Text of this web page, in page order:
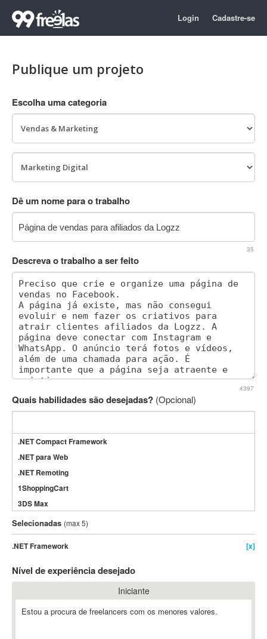
Login Cadastre-se
Publique um projeto
Escolha uma categoria
Dê um nome para o trabalho
35
Descreva o trabalho a ser feito
4397
Quais habilidades são desejadas? (Opcional)
.NET Compact Framework
.NET para Web
.NET Remoting
1ShoppingCart
3DS Max
3GSM
4D Dimension
802.11
A&P
A-GPS
AAUS Scientific Diver
Selecionadas (max 5)
.NET Framework [x]
Nível de experiência desejado
Iniciante
Estou a procura de freelancers com os menores valores.